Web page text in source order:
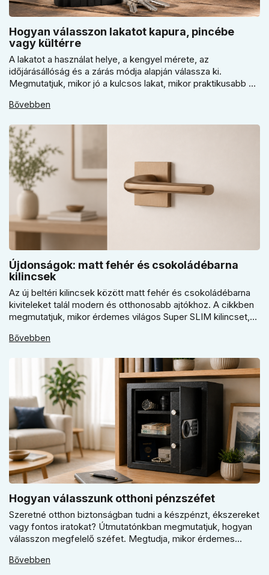
Hogyan válasszon lakatot kapura, pincébe
vagy kültérre
A lakatot a használat helye, a kengyel mérete, az
időjárásállóság és a zárás módja alapján válassza ki.
Megmutatjuk, mikor jó a kulcsos lakat, mikor praktikusabb a
érdemes kapuhoz, pincéhez vagy kerti házhoz csak ár
Bővebben
Újdonságok: matt fehér és csokoládébarna
kilincsek
Az új beltéri kilincsek között matt fehér és csokoládébarna
kiviteleket talál modern és otthonosabb ajtókhoz. A cikkben
megmutatjuk, mikor érdemes világos Super SLIM kilincset,
döntsön a kerek vagy szögletes rozetta között az egységes
Bővebben
Hogyan válasszunk otthoni pénzszéfet
Szeretné otthon biztonságban tudni a készpénzt, ékszereket
vagy fontos iratokat? Útmutatónkban megmutatjuk, hogyan
válasszon megfelelő széfet. Megtudja, mikor érdemes
kulcsfontosságú a szakszerű rögzítés a valódi védelemhez
Bővebben